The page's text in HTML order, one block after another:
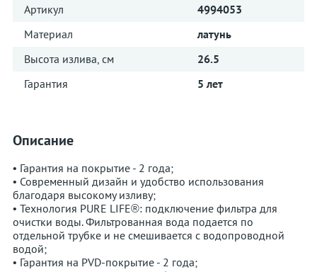
Артикул
4994053
Материал
латунь
Высота излива, см
26.5
Гарантия
5 лет
Описание
• Гарантия на покрытие - 2 года;
• Современный дизайн и удобство использования
благодаря высокому изливу;
• Технология PURE LIFE®: подключение фильтра для
очистки воды. Фильтрованная вода подается по
отдельной трубке и не смешивается с водопроводной
водой;
• Гарантия на PVD-покрытие - 2 года;